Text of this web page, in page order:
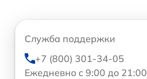
Служба поддержки
+7 (800) 301-34-05
Ежедневно с 9:00 до 21:00